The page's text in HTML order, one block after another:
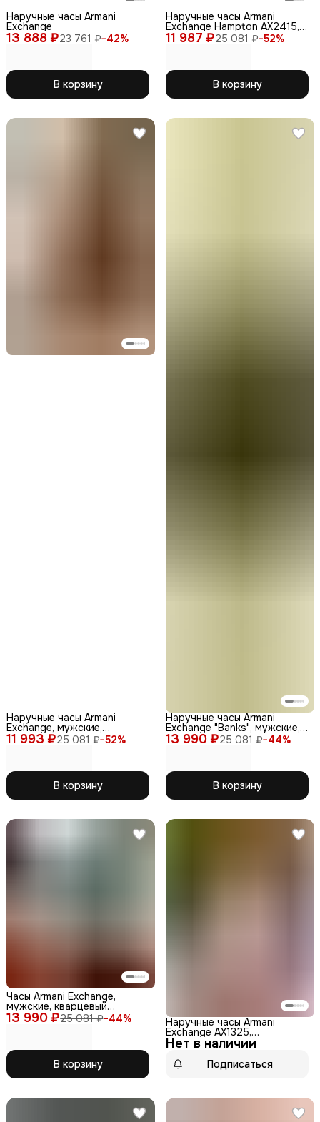
13 888 ₽23 761 ₽−42%
Наручные часы Armani
Exchange
В корзину
11 987 ₽25 081 ₽−52%
Наручные часы Armani
Exchange Hampton AX2415,
золотой
В корзину
11 993 ₽25 081 ₽−52%
Наручные часы Armani
Exchange, мужские,
кварцевые,
водонепроницаемые,
В корзину
13 990 ₽25 081 ₽−44%
Наручные часы Armani
Exchange "Banks", мужские,
золотые, кварцевые
В корзину
13 990 ₽25 081 ₽−44%
Часы Armani Exchange,
мужские, кварцевый
механизм, нержавеющая
сталь, чёрный цвет
В корзину
Нет в наличии
Наручные часы Armani
Exchange AX1325,
кварцевые, мужские, с
секундомером, белые
Подписаться